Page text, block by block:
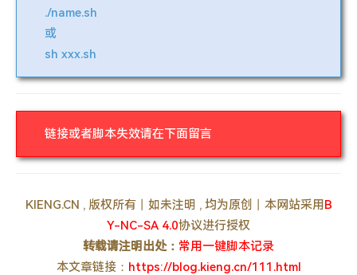
./name.sh
或
sh xxx.sh
链接或者脚本失效请在下面留言
KIENG.CN , 版权所有丨如未注明 , 均为原创丨本网站采用 B
Y-NC-SA 4.0协议进行授权
转载请注明出处： 常用一键脚本记录
本文章链接： https://blog.kieng.cn/111.html